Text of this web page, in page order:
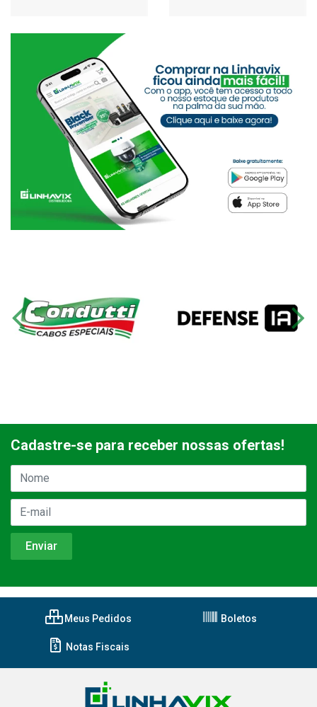
Cadastre-se para receber nossas ofertas!
Meus Pedidos Boletos
Notas Fiscais